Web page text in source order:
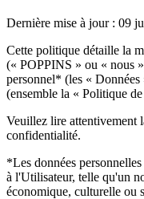
Dernière mise à jour : 09
Cette politique détaille la
(« POPPINS » ou « nous
personnel* (les «
(ensemble la « Politique
Veuillez lire attentivement
confidentialité.
*Les données
à l'Utilisateur, telle qu'un
économique, culturelle ou